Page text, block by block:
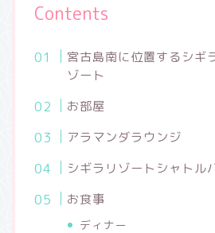
Contents
宮古島南に位置するシギ
ゾート
お部屋
アラマンダラウンジ
シギラリゾートシャトル
お食事
ディナー